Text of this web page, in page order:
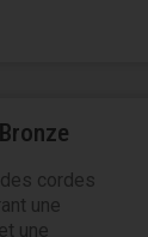
cordes
une
et une